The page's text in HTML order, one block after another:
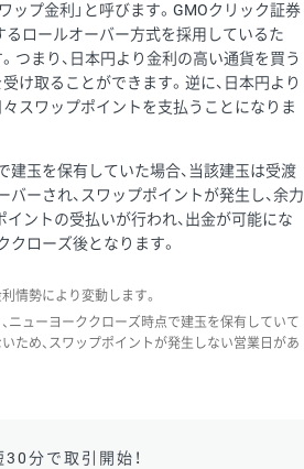
ップ金利」と呼びます。GMOクリック証券
るロールオーバー方式を採用しているた
つまり、日本円より金利の高い通貨を買う
け取ることができます。逆に、日本円より
スワップポイントを支払うことになりま
建玉を保有していた場合、当該建玉は受渡
ーされ、スワップポイントが発生し、余力
ントの受払いが行われ、出金が可能にな
クローズ後となります。
情勢により変動します。
ニューヨーククローズ時点で建玉を保有していて
ため、スワップポイントが発生しない営業日があ
30分で取引開始！